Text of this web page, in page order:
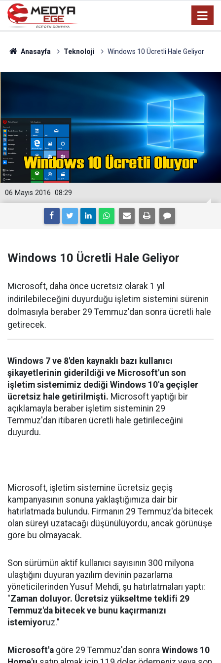
Anasayfa Teknoloji Windows 10 Ücretli Hale Geliyor
08:29
06 Mayıs 2016
Windows 10 Ücretli Hale Geliyor
Microsoft, daha önce ücretsiz olarak 1 yıl
indirilebileceğini duyurduğu işletim sistemini sürenin
dolmasıyla beraber 29 Temmuz'dan sonra ücretli hale
getirecek.
Windows 7 ve 8'den kaynaklı bazı kullanıcı
şikayetlerinin giderildiği ve Microsoft'un son
işletim sistemimiz dediği Windows 10'a geçişler
ücretsiz hale getirilmişti. Microsoft yaptığı bir
açıklamayla beraber işletim sisteminin 29
Temmuz'dan itibaren ücretli hale getirileceğini
duyurdu.
Microsoft, işletim sistemine ücretsiz geçiş
kampanyasının sonuna yaklaştığımıza dair bir
hatırlatmada bulundu. Firmanın 29 Temmuz'da bitecek
olan süreyi uzatacağı düşünülüyordu, ancak görünüşe
göre bu olmayacak.
Son sürümün aktif kullanıcı sayısının 300 milyona
ulaştığını duyuran yazılım devinin pazarlama
yöneticilerinden Yusuf Mehdi, şu hatırlatmaları yaptı:
"Zaman doluyor. Ücretsiz yükseltme teklifi 29
Temmuz'da bitecek ve bunu kaçırmanızı
istemiyoruz."
Microsoft'a göre 29 Temmuz'dan sonra Windows 10